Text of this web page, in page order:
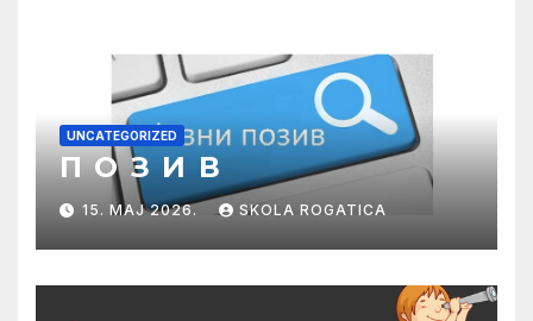
UNCATEGORIZED
П О З И В
15. МАЈ 2026. SKOLA ROGATICA